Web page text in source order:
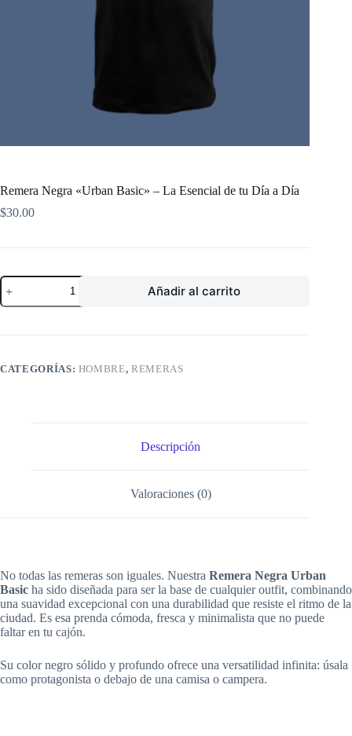
Remera Negra «Urban Basic» – La Esencial de tu Día a Día
$30.00
Remera
Negra
"Urban
–
de
Añadir al carrito
CATEGORÍAS: HOMBRE,REMERAS
Descripción
Valoraciones (0)
No todas las remeras son iguales. Nuestra Remera Negra Urban
Basic ha sido diseñada para ser la base de cualquier outfit, combinando
una suavidad excepcional con una durabilidad que resiste el ritmo de la
ciudad. Es esa prenda cómoda, fresca y minimalista que no puede
faltar en tu cajón.
Su color negro sólido y profundo ofrece una versatilidad infinita: úsala
como protagonista o debajo de una camisa o campera.